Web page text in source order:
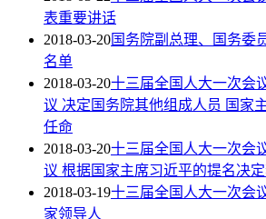
表重要讲话
2018-03-20国务院副总理、国务委
名单
2018-03-20十三届全国人大一次会
议 决定国务院其他组成人员 国家
任命
2018-03-20十三届全国人大一次会
议 根据国家主席习近平的提名决
2018-03-19十三届全国人大一次会
家领导人